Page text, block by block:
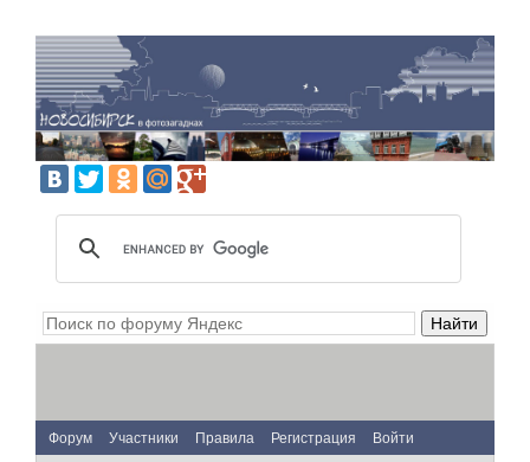
Форум Участники Правила Регистрация Войти